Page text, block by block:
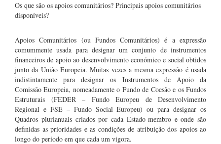
Os que são os apoios comunitários? Principais apoios comunitários
disponíveis?
Apoios Comunitários (ou Fundos Comunitários) é a expressão
comummente usada para designar um conjunto de instrumentos
financeiros de apoio ao desenvolvimento económico e social obtidos
junto da União Europeia. Muitas vezes a mesma expressão é usada
indistintamente para designar os Instrumentos de Apoio da
Comissão Europeia, nomeadamente o Fundo de Coesão e os Fundos
Estruturais (FEDER – Fundo Europeu de Desenvolvimento
Regional e FSE – Fundo Social Europeu) ou para designar os
Quadros plurianuais criados por cada Estado-membro e onde são
definidas as prioridades e as condições de atribuição dos apoios ao
longo do período em que cada um vigora.